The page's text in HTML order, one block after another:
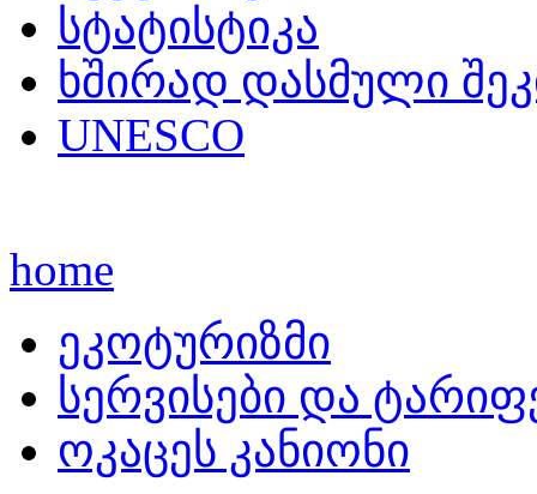
სტატისტიკა
ხშირად დასმული
UNESCO
home
ეკოტურიზმი
სერვისები და
ოკაცეს კანიონი